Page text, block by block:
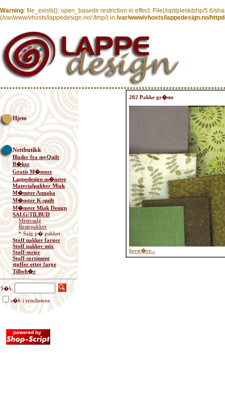
Warning: file_exists(): open_basedir restriction in effect. File(/opt/plesk/php/5.6/
(/var/www/vhosts/lappedesign.no/:/tmp/) in /var/www/vhosts/lappedesign.no/
Hjem
Nettbutikk
Blader fra myQuilt
B�ker
Gratis M�nster
Lappedesign m�nster
Materialpakker Miak
M�nster Annaka
M�nster K-quilt
M�nster Miak Design
SALG/TILBUD
Metersalg
Restepakker
* Salg p� pakker
Stoff pakker farger
Stoff pakker mix
Stoff-serier
Stoff-sortiment
stoffer etter farge
Tilbeh�r
S�k:
s�k i resultatene
202 Pakke gr�nn
forst�rr...